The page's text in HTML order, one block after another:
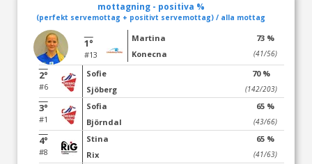
mottagning - positiva %
(perfekt servemottag + positivt servemottag) / alla mottag
1°
#13
Martina
Konecna
73 %
(41/56)
2°
#6
Sofie
Sjöberg
70 %
(142/203)
3°
#1
Sofia
Björndal
65 %
(43/66)
4°
#8
Stina
Rix
65 %
(41/63)